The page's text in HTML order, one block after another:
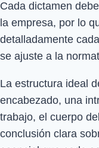
Cada dictamen
la empresa, por lo
detalladamente
se ajuste a la
La estructura ideal
encabezado, una
trabajo, el cuerpo
conclusión clara